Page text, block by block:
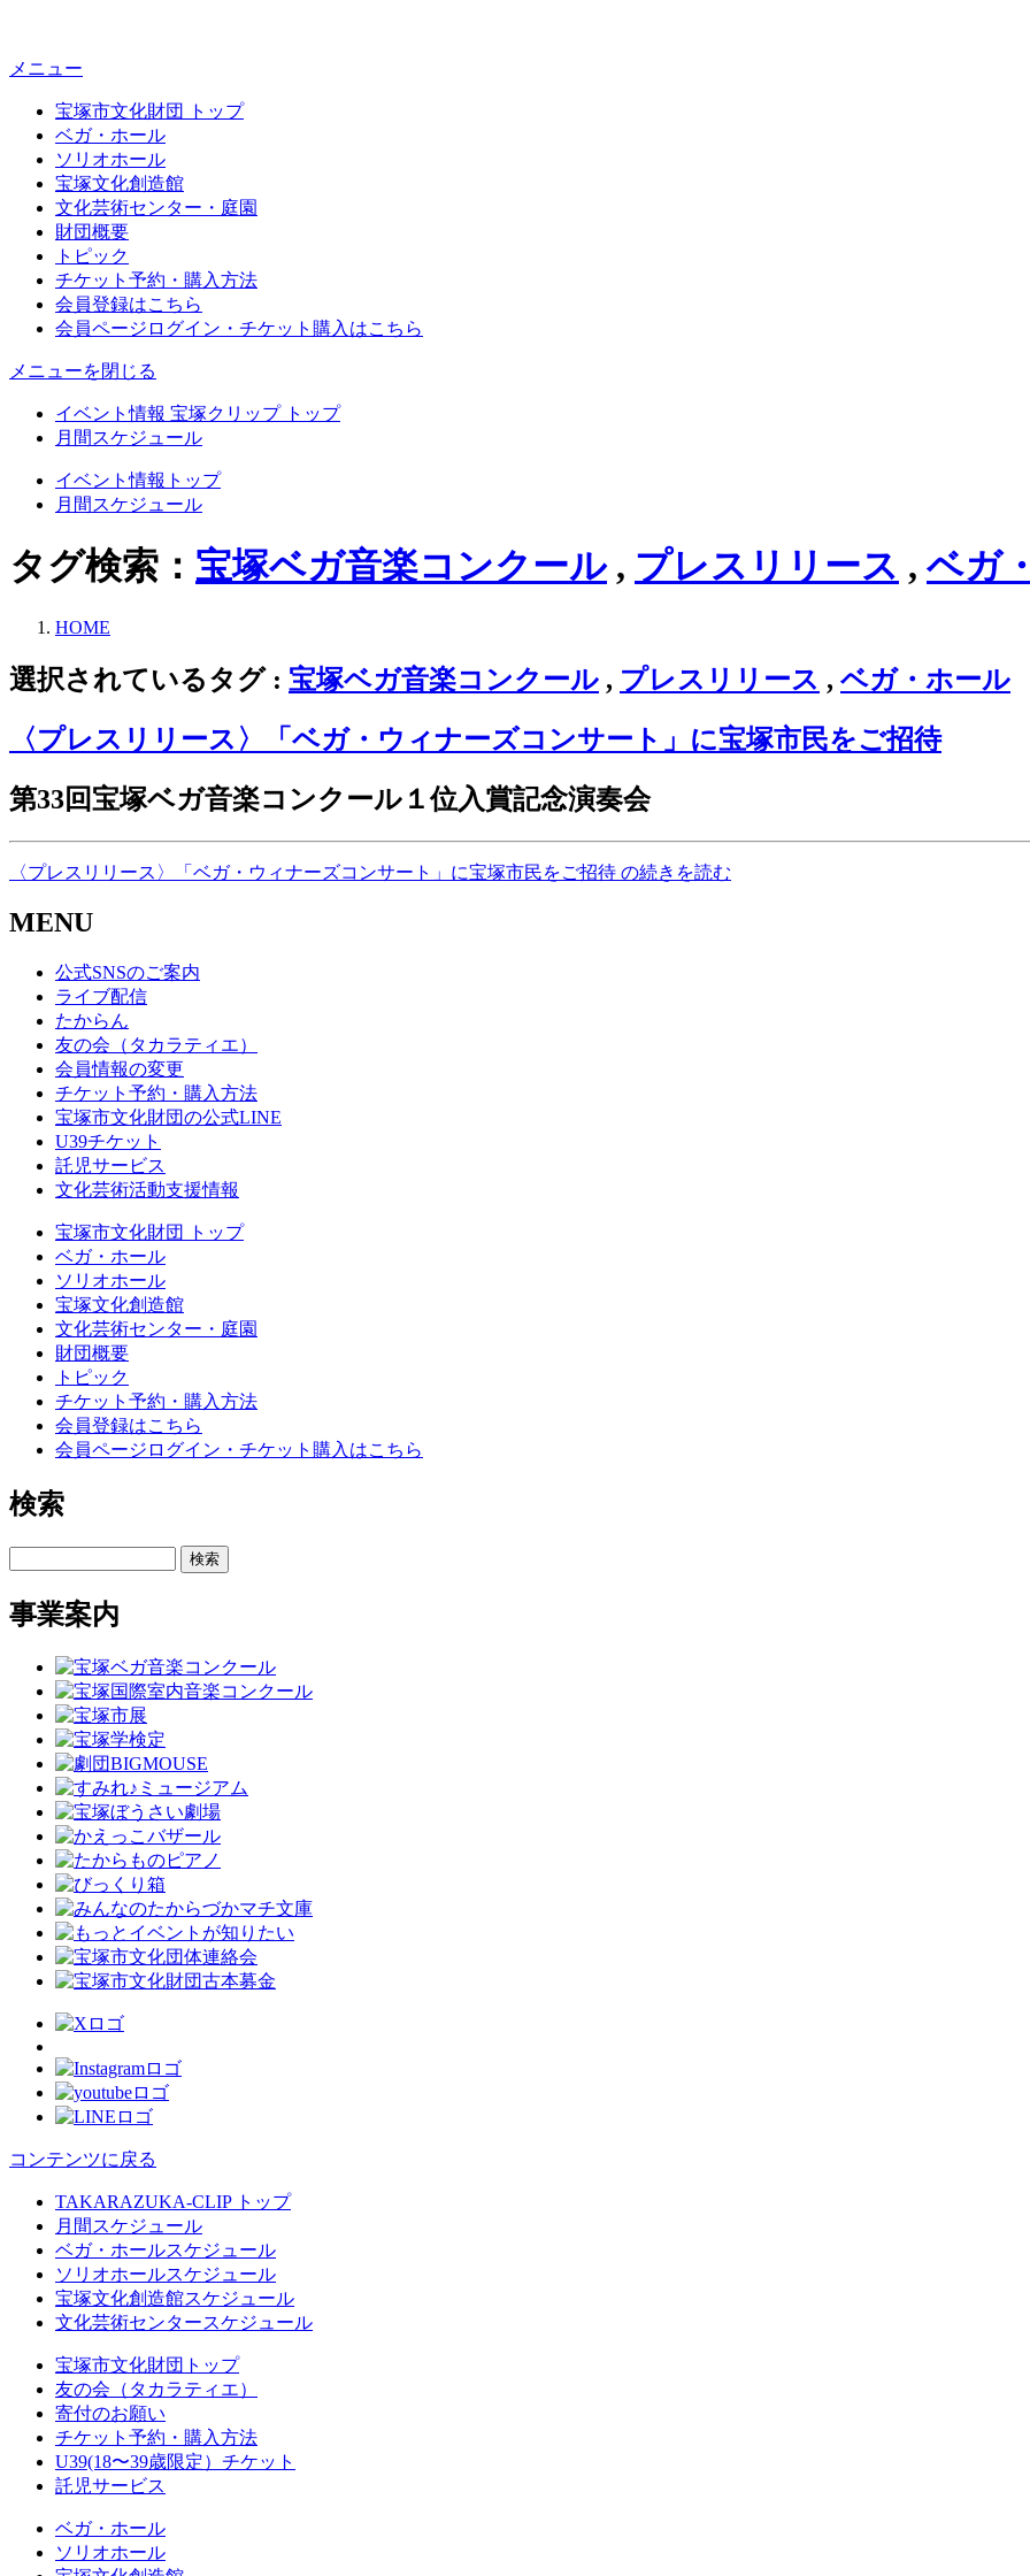
メニュー
宝塚市文化財団 トップ
ベガ・ホール
ソリオホール
宝塚文化創造館
文化芸術センター・庭園
財団概要
トピック
チケット予約・購入方法
会員登録はこちら
会員ページログイン・チケット購入はこちら
メニューを閉じる
イベント情報 宝塚クリップ トップ
月間スケジュール
イベント情報トップ
月間スケジュール
タグ検索： 宝塚ベガ音楽コンクール, プレスリリース , ベガ
HOME
選択されているタグ : 宝塚ベガ音楽コンクール , プレスリリース , ベガ・ホール
〈プレスリリース〉「ベガ・ウィナーズコンサート」に宝塚市民をご招待
第33回宝塚ベガ音楽コンクール１位入賞記念演奏会
〈プレスリリース〉「ベガ・ウィナーズコンサート」に宝塚市民をご招待 の続きを読む
MENU
公式SNSのご案内
ライブ配信
たからん
友の会（タカラティエ）
会員情報の変更
チケット予約・購入方法
宝塚市文化財団の公式LINE
U39チケット
託児サービス
文化芸術活動支援情報
宝塚市文化財団 トップ
ベガ・ホール
ソリオホール
宝塚文化創造館
文化芸術センター・庭園
財団概要
トピック
チケット予約・購入方法
会員登録はこちら
会員ページログイン・チケット購入はこちら
検索
検索
事業案内
コンテンツに戻る
TAKARAZUKA-CLIP トップ
月間スケジュール
ベガ・ホールスケジュール
ソリオホールスケジュール
宝塚文化創造館スケジュール
文化芸術センタースケジュール
宝塚市文化財団トップ
友の会（タカラティエ）
寄付のお願い
チケット予約・購入方法
U39(18〜39歳限定）チケット
託児サービス
ベガ・ホール
ソリオホール